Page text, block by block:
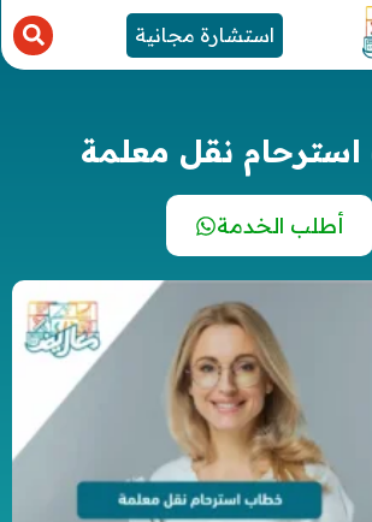
استشارة مجانية
نقل معلمة
أطلب الخدمة